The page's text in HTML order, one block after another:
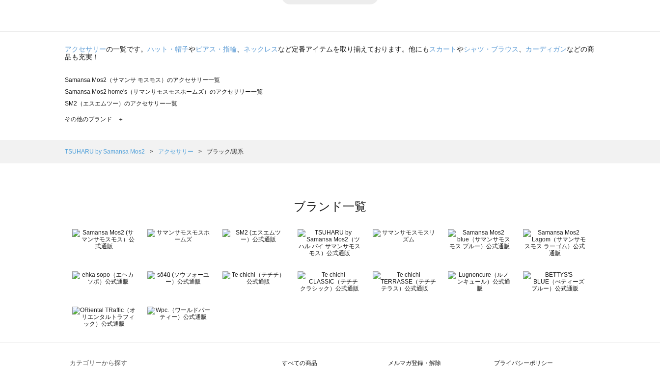
アクセサリーの一覧です。 ハット・帽子やピアス・指輪 ネックレスなど定番アイテムを取り揃えております。他にも スカートやシャツ・ブラウス カーディガンなどの商
品も充実！
Samansa Mos2（サマンサ モスモス）のアクセサリー一覧
Samansa Mos2 home's（サマンサモスモスホームズ）のアクセサリー一覧
SM2（エスエムツー）のアクセサリー一覧
TSUHARU by Samansa Mos2（ツハルバイサマンサモスモス）のアクセサリー一覧
Samansa Mos2 Lagom（サマンサモスモス ラーゴム）のアクセサリー一覧
BETTY'S BLUE（べティーズブルー）のアクセサリー一覧
Wpc.（ワールドパーティー）のアクセサリー一覧
その他のブランド ＋
TSUHARU by Samansa Mos2 アクセサリー ブラック/黒系
ブランド一覧
カテゴリーから探す すべての商品 メルマガ登録・解除 プライバシーポリシー